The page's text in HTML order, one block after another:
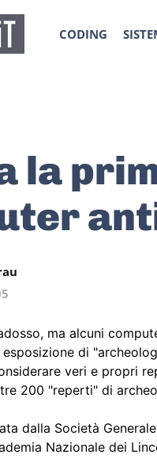
CODING
la
ma alcuni
di
veri e propri
200 "reperti" di
dalla Società
Nazionale dei